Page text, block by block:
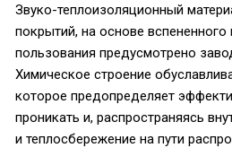
Звуко-теплоизоляционный
покрытий, на основе
пользования предусмотрено
Химическое строение
которое предопределяет
проникать и, распространяясь
и теплосбережение на пути